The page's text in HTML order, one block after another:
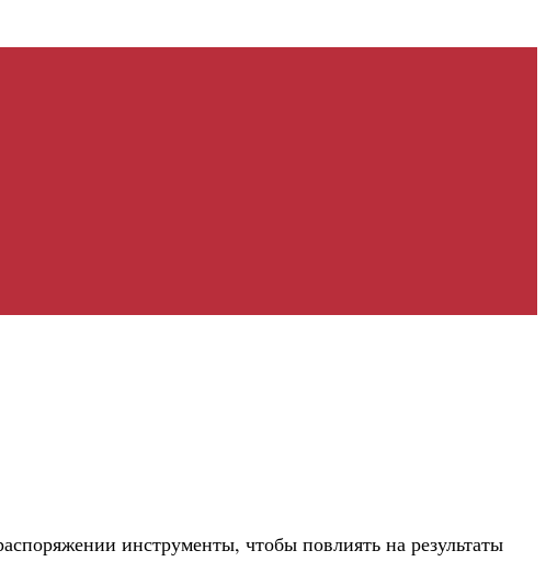
инструменты, чтобы повлиять на результаты